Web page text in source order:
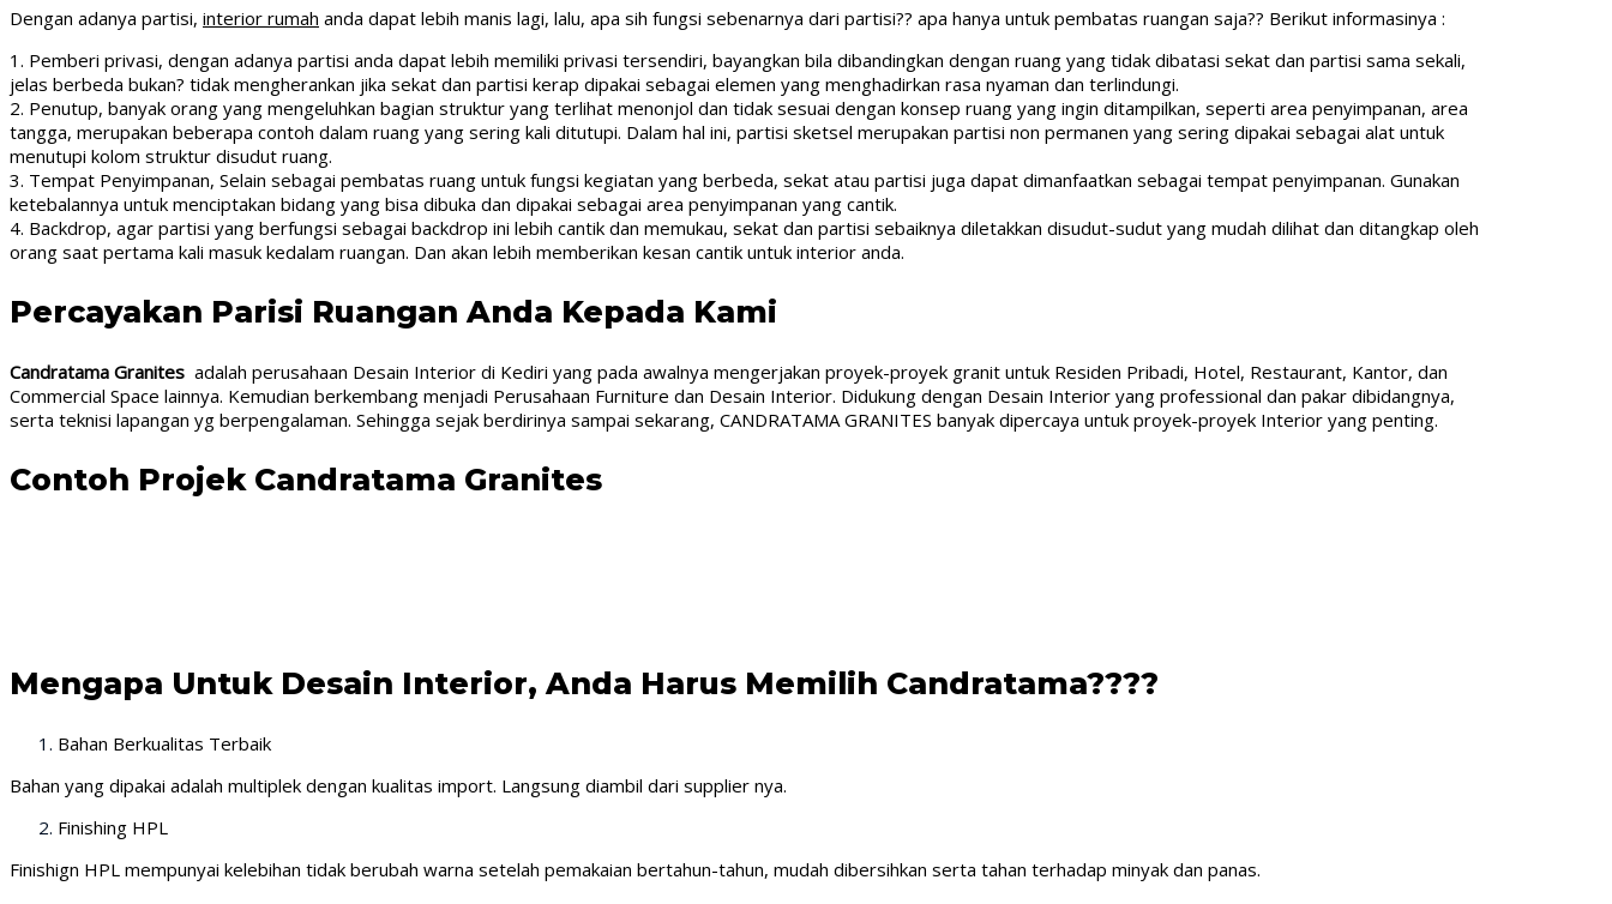
Dengan adanya partisi, interior rumah anda dapat lebih manis lagi, lalu, apa sih fungsi sebenarnya dari partisi?? apa hanya untuk pembatas ruangan saja?? Berikut informasinya :
1. Pemberi privasi, dengan adanya partisi anda dapat lebih memiliki privasi tersendiri, bayangkan bila dibandingkan dengan ruang yang tidak dibatasi sekat dan partisi sama sekali,
jelas berbeda bukan? tidak mengherankan jika sekat dan partisi kerap dipakai sebagai elemen yang menghadirkan rasa nyaman dan terlindungi.
2. Penutup, banyak orang yang mengeluhkan bagian struktur yang terlihat menonjol dan tidak sesuai dengan konsep ruang yang ingin ditampilkan, seperti area penyimpanan, area
tangga, merupakan beberapa contoh dalam ruang yang sering kali ditutupi. Dalam hal ini, partisi sketsel merupakan partisi non permanen yang sering dipakai sebagai alat untuk
menutupi kolom struktur disudut ruang.
3. Tempat Penyimpanan, Selain sebagai pembatas ruang untuk fungsi kegiatan yang berbeda, sekat atau partisi juga dapat dimanfaatkan sebagai tempat penyimpanan. Gunakan
ketebalannya untuk menciptakan bidang yang bisa dibuka dan dipakai sebagai area penyimpanan yang cantik.
4. Backdrop, agar partisi yang berfungsi sebagai backdrop ini lebih cantik dan memukau, sekat dan partisi sebaiknya diletakkan disudut-sudut yang mudah dilihat dan ditangkap oleh
orang saat pertama kali masuk kedalam ruangan. Dan akan lebih memberikan kesan cantik untuk interior anda.
Percayakan Parisi Ruangan Anda Kepada Kami
Candratama Granites adalah perusahaan Desain Interior di Kediri yang pada awalnya mengerjakan proyek-proyek granit untuk Residen Pribadi, Hotel, Restaurant, Kantor, dan
Commercial Space lainnya. Kemudian berkembang menjadi Perusahaan Furniture dan Desain Interior. Didukung dengan Desain Interior yang professional dan pakar dibidangnya,
serta teknisi lapangan yg berpengalaman. Sehingga sejak berdirinya sampai sekarang, CANDRATAMA GRANITES banyak dipercaya untuk proyek-proyek Interior yang penting.
Contoh Projek Candratama Granites
Mengapa Untuk Desain Interior, Anda Harus Memilih Candratama????
Bahan Berkualitas Terbaik
Bahan yang dipakai adalah multiplek dengan kualitas import. Langsung diambil dari supplier nya.
Finishing HPL
Finishign HPL mempunyai kelebihan tidak berubah warna setelah pemakaian bertahun-tahun, mudah dibersihkan serta tahan terhadap minyak dan panas.